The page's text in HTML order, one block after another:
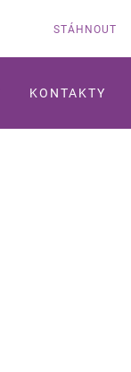
STÁHNOUT
KONTAKTY